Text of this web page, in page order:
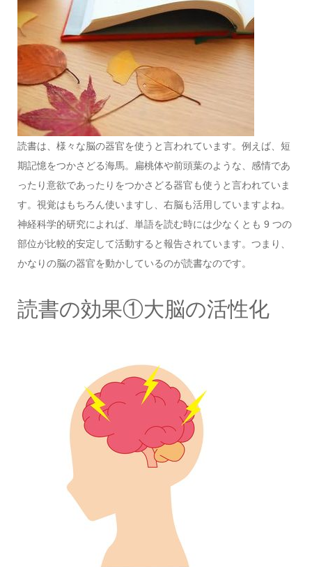
読書は、様々な脳の器官を使うと言われています。例えば、短
期記憶をつかさどる海馬。扁桃体や前頭葉のような、感情であ
ったり意欲であったりをつかさどる器官も使うと言われていま
す。視覚はもちろん使いますし、右脳も活用していますよね。
神経科学的研究によれば、単語を読む時には少なくとも 9 つの
部位が比較的安定して活動すると報告されています。つまり、
かなりの脳の器官を動かしているのが読書なのです。
読書の効果①大脳の活性化